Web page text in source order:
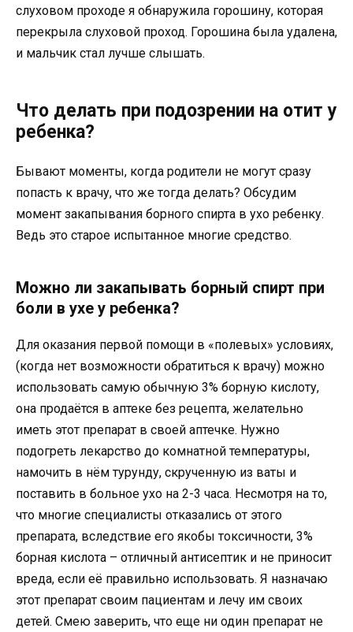
слуховом проходе я обнаружила горошину, которая
перекрыла слуховой проход. Горошина была удалена,
и мальчик стал лучше слышать.
Что делать при подозрении на отит у
ребенка?
Бывают моменты, когда родители не могут сразу
попасть к врачу, что же тогда делать? Обсудим
момент закапывания борного спирта в ухо ребенку.
Ведь это старое испытанное многие средство.
Можно ли закапывать борный спирт при
боли в ухе у ребенка?
Для оказания первой помощи в «полевых» условиях,
(когда нет возможности обратиться к врачу) можно
использовать самую обычную 3% борную кислоту,
она продаётся в аптеке без рецепта, желательно
иметь этот препарат в своей аптечке. Нужно
подогреть лекарство до комнатной температуры,
намочить в нём турунду, скрученную из ваты и
поставить в больное ухо на 2-3 часа. Несмотря на то,
что многие специалисты отказались от этого
препарата, вследствие его якобы токсичности, 3%
борная кислота – отличный антисептик и не приносит
вреда, если её правильно использовать. Я назначаю
этот препарат своим пациентам и лечу им своих
детей. Смею заверить, что еще ни один препарат не